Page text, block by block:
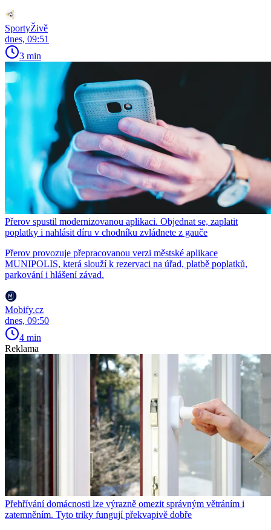
SportyŽivě
dnes, 09:51
3 min
Přerov spustil modernizovanou aplikaci. Objednat se, zaplatit
poplatky i nahlásit díru v chodníku zvládnete z gauče
Přerov provozuje přepracovanou verzi městské aplikace
MUNIPOLIS, která slouží k rezervaci na úřad, platbě poplatků,
parkování i hlášení závad.
Mobify.cz
dnes, 09:50
4 min
Reklama
Přehřívání domácnosti lze výrazně omezit správným větráním i
zatemněním. Tyto triky fungují překvapivě dobře